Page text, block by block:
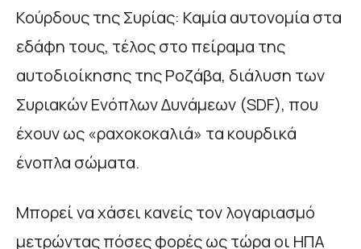
Κούρδους της Συρίας: Καμία αυτονομία στα
εδάφη τους, τέλος στο πείραμα της
αυτοδιοίκησης της Ροζάβα, διάλυση των
Συριακών Ενόπλων Δυνάμεων (SDF), που
έχουν ως «ραχοκοκαλιά» τα κουρδικά
ένοπλα σώματα.
Μπορεί να χάσει κανείς τον λογαριασμό
μετρώντας πόσες φορές ως τώρα οι ΗΠΑ